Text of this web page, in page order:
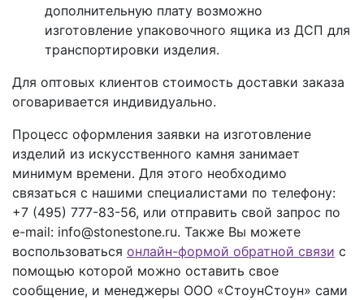
дополнительную плату возможно
изготовление упаковочного ящика из ДСП для
транспортировки изделия.
Для оптовых клиентов стоимость доставки заказа
оговаривается индивидуально.
Процесс оформления заявки на изготовление
изделий из искусственного камня занимает
минимум времени. Для этого необходимо
связаться с нашими специалистами по телефону:
+7 (495) 777-83-56, или отправить свой запрос по
e-mail: info@stonestone.ru. Также Вы можете
воспользоваться онлайн-формой обратной связи с
помощью которой можно оставить свое
сообщение, и менеджеры ООО «СтоунСтоун» сами